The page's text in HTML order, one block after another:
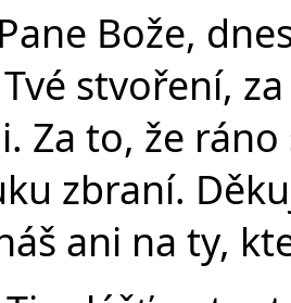
Pane Bože,
stvoření,
Za to, že
zbraní.
ani na ty,